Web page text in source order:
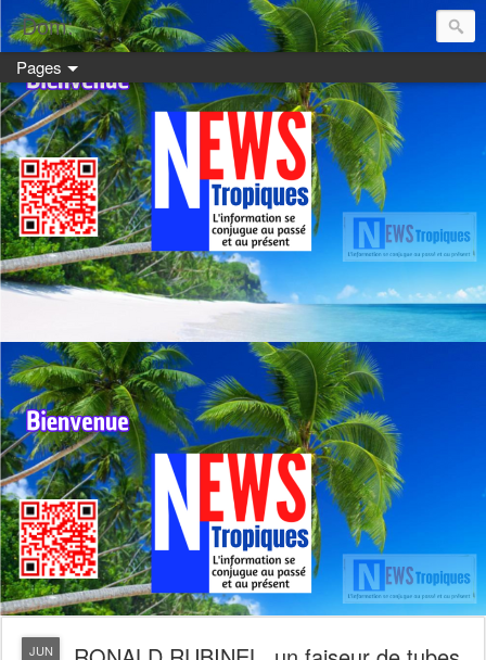
Dom:
Pages
JUN